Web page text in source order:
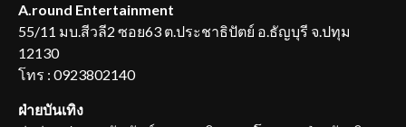
A.round Entertainment
55/11 มบ.สีวลี2 ซอย63 ต.ประชาธิปัตย์ อ.ธัญบุรี จ.ปทุม
12130
โทร : 0923802140
ฝ่ายบันเทิง